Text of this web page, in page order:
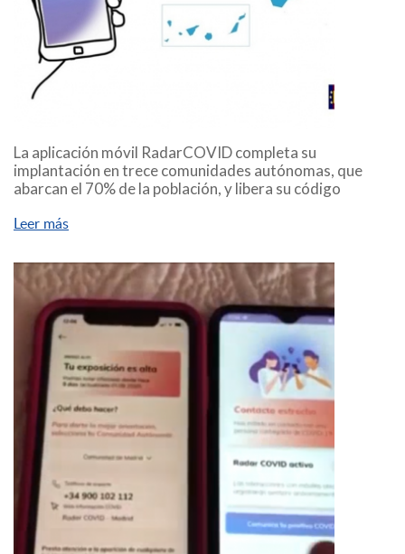
La aplicación móvil RadarCOVID completa su
implantación en trece comunidades autónomas, que
abarcan el 70% de la población, y libera su código
Leer más